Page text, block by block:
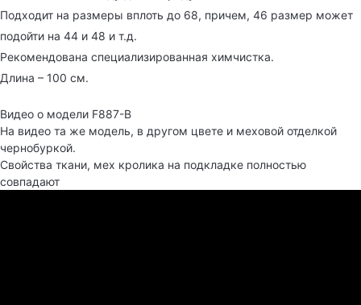
Подходит на размеры вплоть до 68, причем, 46 размер может
подойти на 44 и 48 и т.д.
Рекомендована специализированная химчистка.
Длина – 100 см.
Видео о модели F887-B
На видео та же модель, в другом цвете и меховой отделкой
чернобуркой.
Свойства ткани, мех кролика на подкладке полностью
совпадают